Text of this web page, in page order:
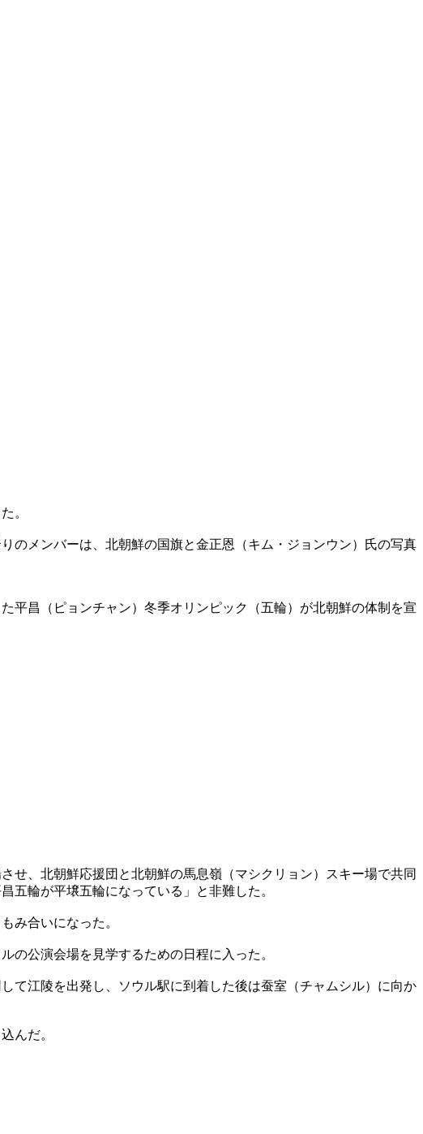
。
のメンバーは、北朝鮮の国旗と金正恩（キム・ジョンウン）氏の写真
平昌（ピョンチャン）冬季オリンピック（五輪）が北朝鮮の体制を宣
せ、北朝鮮応援団と北朝鮮の馬息嶺（マシクリョン）スキー場で共同
五輪が平壌五輪になっている」と非難した。
み合いになった。
の公演会場を見学するための日程に入った。
て江陵を出発し、ソウル駅に到着した後は蚕室（チャムシル）に向か
んだ。